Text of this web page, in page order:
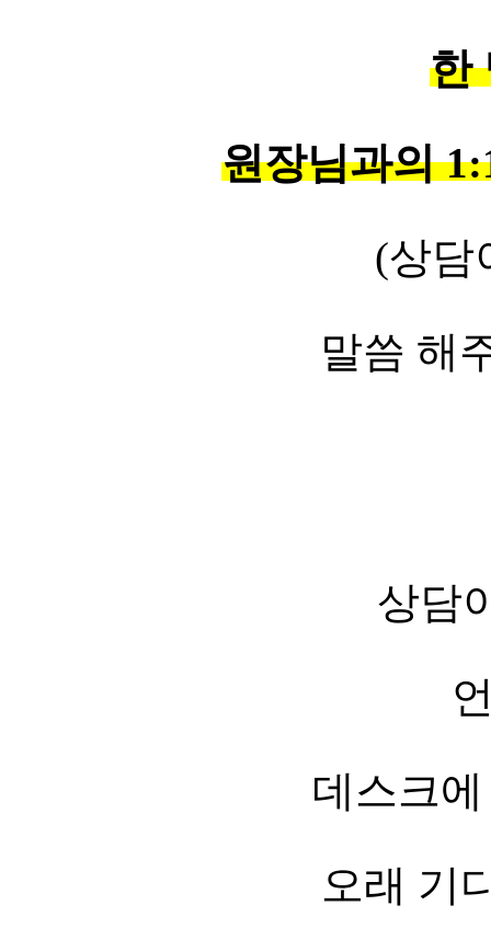
한
원장님과의
(상담
말씀 해
상담
데스크
오래 기